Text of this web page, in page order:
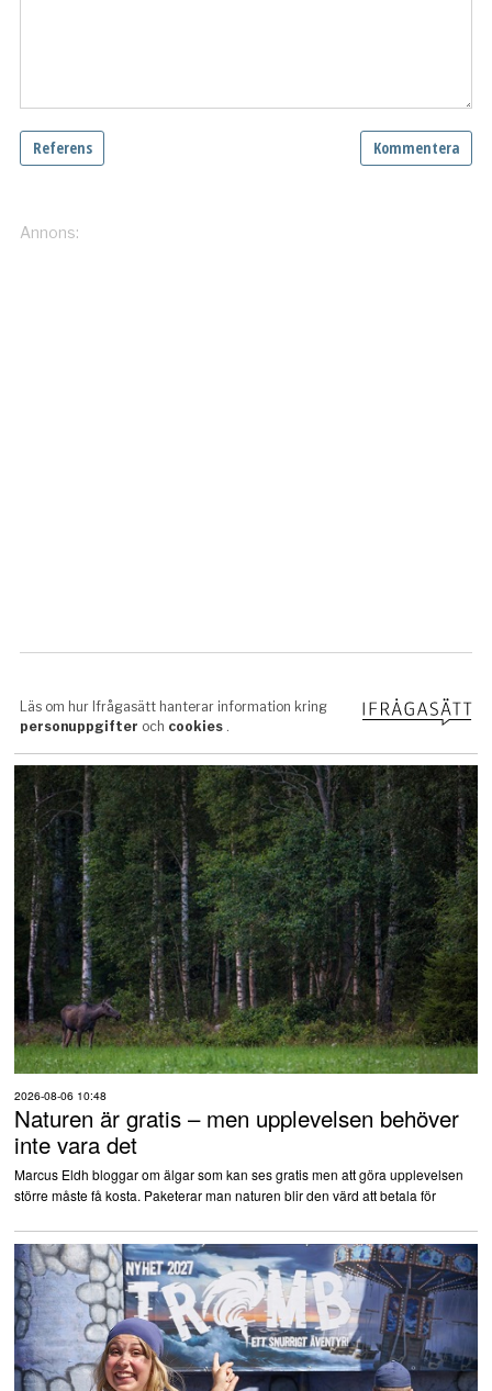
2026-08-06 10:48
Naturen är gratis – men upplevelsen behöver
inte vara det
Marcus Eldh bloggar om älgar som kan ses gratis men att göra upplevelsen
större måste få kosta. Paketerar man naturen blir den värd att betala för